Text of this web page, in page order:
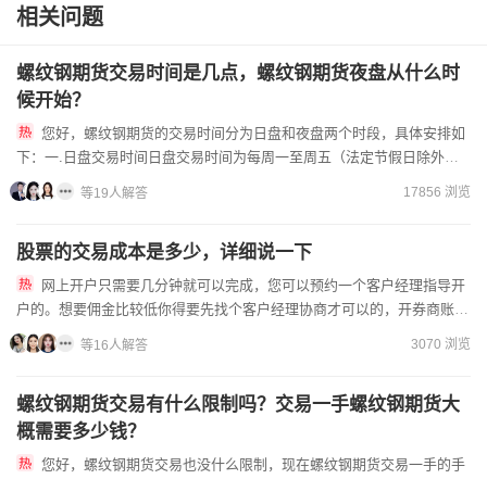
相关问题
螺纹钢期货交易时间是几点，螺纹钢期货夜盘从什么时
候开始？
下：一.日盘交易时间日盘交易时间为每周一至周五（法定节假日除外）
的上午9:00至11:30，以及下午13:30至15:00。...
等19人解答 17856 浏览
股票的交易成本是多少，详细说一下
户的。想要佣金比较低你得要先找个客户经理协商才可以的，开券商账户
不收费的，有身份证就开户。我司国内上市双A券商之一，找我开户...
等16人解答 3070 浏览
螺纹钢期货交易有什么限制吗？交易一手螺纹钢期货大
概需要多少钱？